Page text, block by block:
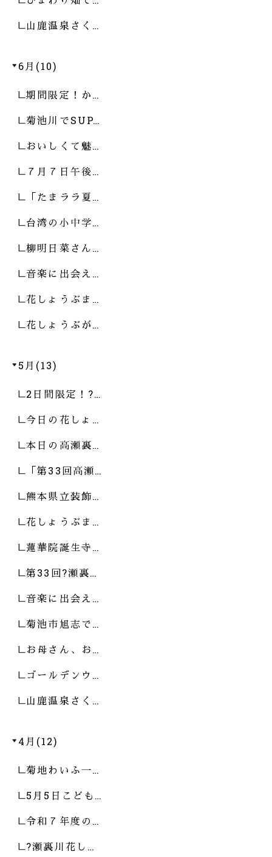
山鹿温泉さく…
6月(10)
期間限定！か…
菊池川でSUP…
おいしくて魅…
７月７日午後…
「たまララ夏…
台湾の小中学…
柳明日菜さん…
音楽に出会え…
花しょうぶま…
花しょうぶが…
5月(13)
2日間限定！?…
今日の花しょ…
本日の高瀬裏…
「第33回高瀬…
熊本県立装飾…
花しょうぶま…
蓮華院誕生寺…
第33回?瀬裏…
音楽に出会え…
菊池市旭志で…
お母さん、お…
ゴールデンウ…
山鹿温泉さく…
4月(12)
菊地わいふ一…
5月5日こども…
令和７年度の…
?瀬裏川花し…